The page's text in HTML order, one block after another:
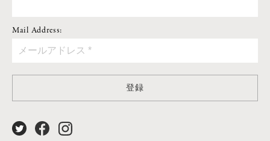
Mail Address:
登録